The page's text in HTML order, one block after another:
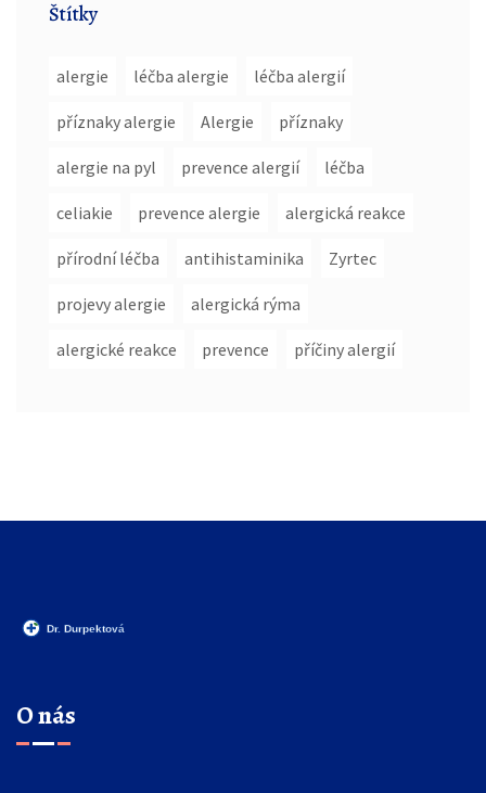
Štítky
alergie léčba alergie léčba alergií
příznaky alergie Alergie příznaky
alergie na pyl prevence alergií léčba
celiakie prevence alergie alergická reakce
přírodní léčba antihistaminika Zyrtec
projevy alergie alergická rýma
alergické reakce prevence příčiny alergií
O nás